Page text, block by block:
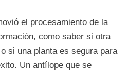
el procesamiento de la
como saber si otra
si una planta es segura para
Un antílope que se